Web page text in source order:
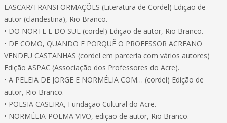
LASCAR/TRANSFORMAÇÕES (Literatura de Cordel) Edição de
autor (clandestina), Rio Branco.
• DO NORTE E DO SUL (cordel) Edição de autor, Rio Branco.
• DE COMO, QUANDO E PORQUÊ O PROFESSOR ACREANO
VENDEU CASTANHAS (cordel em parceria com vários autores)
Edição ASPAC (Associação dos Professores do Acre).
• A PELEIA DE JORGE E NORMÉLIA COM… (cordel) Edição de
autor, Rio Branco.
• POESIA CASEIRA, Fundação Cultural do Acre.
• NORMÉLIA-POEMA VIVO, edição de autor, Rio Branco.